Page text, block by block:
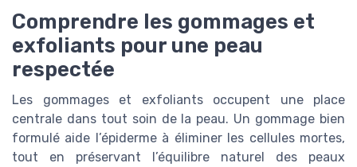
Comprendre les gommages et
exfoliants pour une peau
respectée
Les gommages et exfoliants occupent une place
centrale dans tout soin de la peau. Un gommage bien
formulé aide l’épiderme à éliminer les cellules mortes,
tout en préservant l’équilibre naturel des peaux